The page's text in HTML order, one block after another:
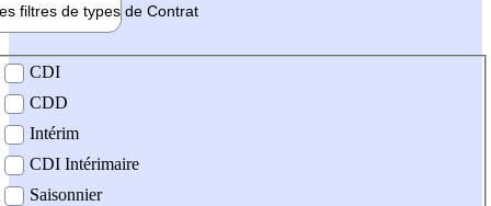
filtres de types de Contrat
contrat
CDI
CDD
Intérim
CDI Intérimaire
Saisonnier